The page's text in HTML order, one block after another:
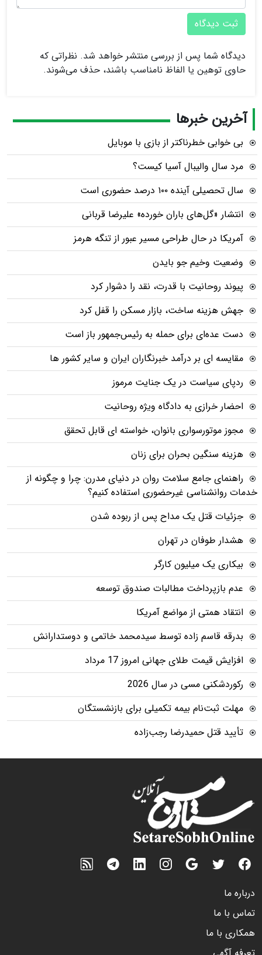
ثبت دیدگاه
دیدگاه شما پس از بررسی منتشر خواهد شد. نظراتی که
حاوی توهین یا الفاظ نامناسب باشند، حذف می‌شوند.
آخرین خبرها
بی خوابی خطرناکتر از بازی با موبایل
مرد سال والیبال آسیا کیست؟
سال تحصیلی آینده ۱۰۰ درصد حضوری است
انتشار «گل‌های باران خورده» علیرضا قربانی
آمریکا در حال طراحی مسیر عبور از تنگه هرمز
وضعیت وخیم جو بایدن
پیوند روحانیت با قدرت، نقد را دشوار کرد
جهش هزینه ساخت، بازار مسکن را قفل کرد
دست عده‌ای برای حمله به رئیس‌جمهور باز است
مقایسه ای بر درآمد خبرنگاران ایران و سایر کشور ها
ردپای سیاست در یک جنایت مرموز
احضار خرازی به دادگاه ویژه روحانیت
مجوز موتورسواری بانوان، خواسته ای قابل تحقق
هزینه سنگین بحران برای زنان
راهنمای جامع سلامت روان در دنیای مدرن: چرا و چگونه از
خدمات روانشناسی غیرحضوری استفاده کنیم؟
جزئیات قتل یک مداح پس از ربوده شدن
هشدار طوفان در تهران
بیکاری یک میلیون کارگر
عدم بازپرداخت مطالبات صندوق توسعه
انتقاد همتی از مواضع آمریکا
بدرقه قاسم زاده توسط سیدمحمد خاتمی و دوستدارانش
افزایش قیمت طلای جهانی امروز 17 مرداد
رکوردشکنی مسی در سال 2026
مهلت ثبت‌نام بیمه تکمیلی برای بازنشستگان
تأیید قتل حمیدرضا رجب‌زاده
درباره ما
تماس با ما
همکاری با ما